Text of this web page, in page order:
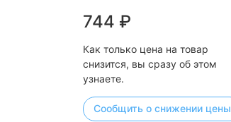
744 ₽
Как только цена на товар
снизится, вы сразу об этом
узнаете.
Сообщить о снижении цены